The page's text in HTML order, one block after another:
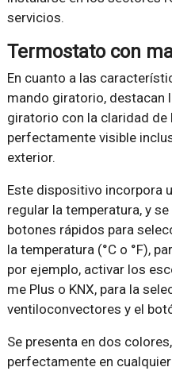
servicios.
Termostato con
En cuanto a las
mando giratorio, destacan
giratorio con la claridad de
perfectamente visible
exterior.
Este dispositivo incorpora
regular la temperatura, y
botones rápidos para
la temperatura (°C o °F),
por ejemplo, activar los
me Plus o KNX, para la
ventiloconvectores y el
Se presenta en dos
perfectamente en